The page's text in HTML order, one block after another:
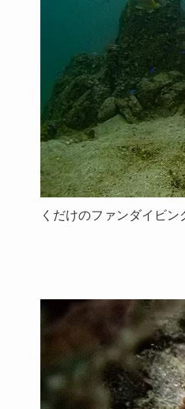
くだけのファンダイビン